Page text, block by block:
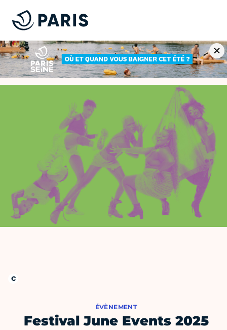
ÉVÈNEMENT
Festival June Events 2025